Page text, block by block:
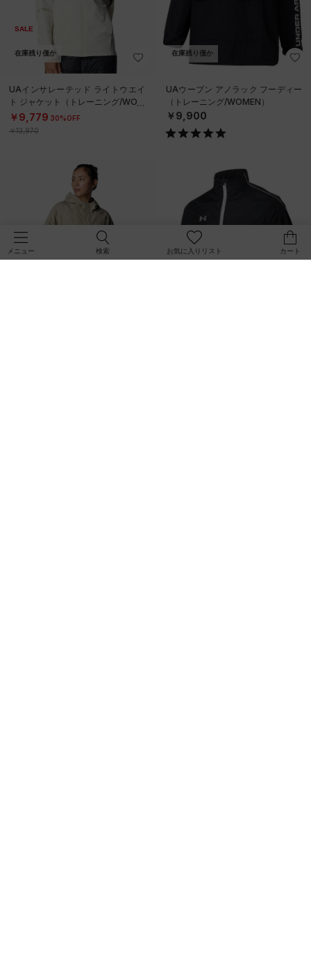
メニュー 検索 お気に入りリスト カート
SALE
在庫残り僅か
UAインサレーテッド ライトウエイ
ト ジャケット（トレーニング/WOM
EN）
￥9,779 30%OFF
￥13,970
在庫残り僅か
UAウーブン アノラック フーディー
（トレーニング/WOMEN）
￥9,900